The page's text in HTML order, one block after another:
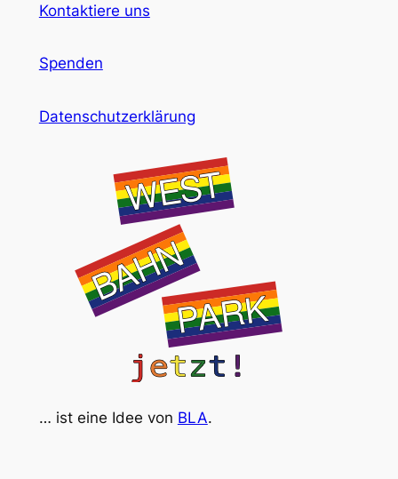
Kontaktiere uns
Spenden
Datenschutzerklärung
… ist eine Idee von BLA.